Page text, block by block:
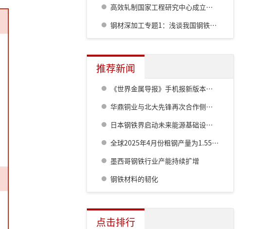
高效轧制国家工程研究中心成立二十周年系列技术报道:板带钢控轧控冷技术
钢材深加工专题1：浅谈我国钢铁工业对深加工的认识历程
推荐新闻
《世界金属导报》手机报新版本发布，免费下载，免费看
华鼎铜业与北大先锋再次合作侧吹炉配套6000立方制氧项目
日本钢铁界启动未来能源基础设施支撑材料联合研究项目
全球2025年4月份粗钢产量为1.557亿吨 同比微降0.3%
墨西哥钢铁行业产能持续扩增
钢铁材料的韧化
点击排行